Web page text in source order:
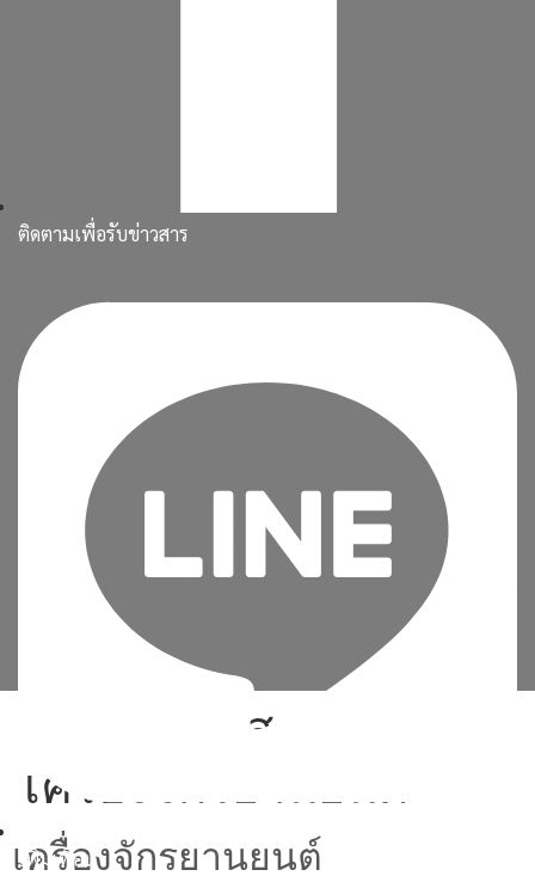
ติดตามเพื่อรับข่าวสาร
เพิ่มเพื่อน
ตรวจสภาพ
เครื่องจักรยานยนต์
เครื่องจักรยานยนต์